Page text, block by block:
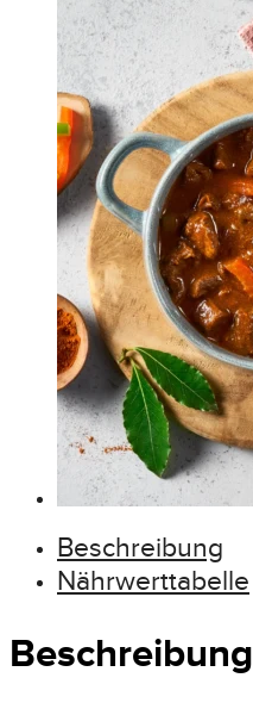
Beschreibung
Nährwerttabelle
Beschreibung